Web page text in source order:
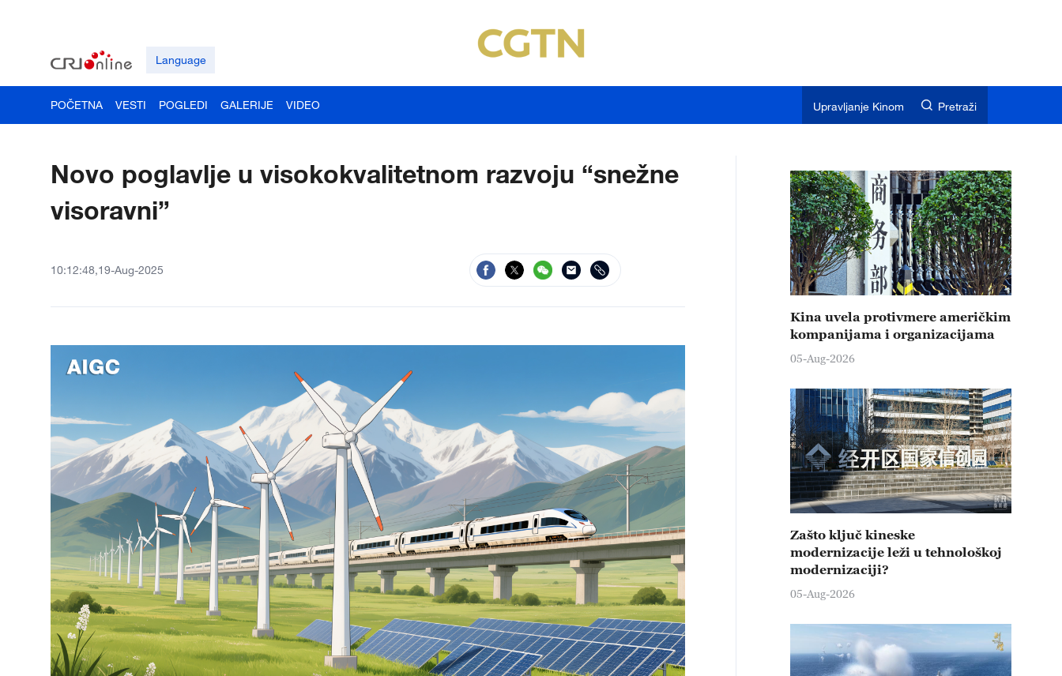
Language
POČETNA VESTI POGLEDI GALERIJE VIDEO Upravljanje Kinom Pretraži
Novo poglavlje u visokokvalitetnom razvoju “snežne
visoravni”
10:12:48,19-Aug-2025
Kina uvela protivmere američkim
kompanijama i organizacijama
05-Aug-2026
Zašto ključ kineske
modernizacije leži u tehnološkoj
modernizaciji?
05-Aug-2026